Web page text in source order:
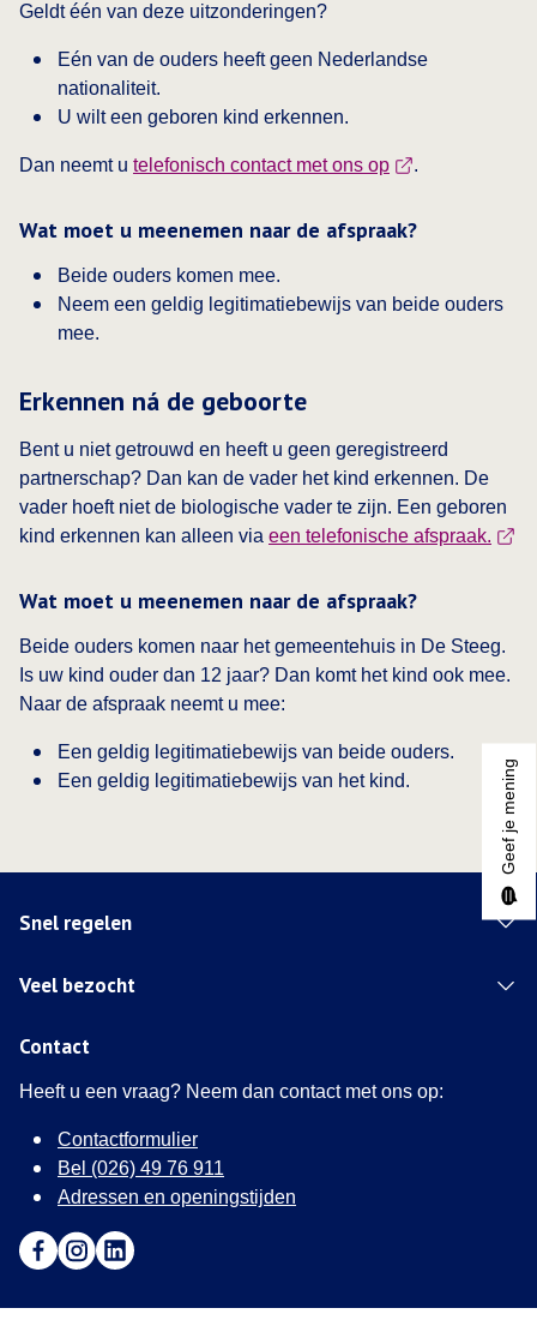
Geldt één van deze uitzonderingen?
Eén van de ouders heeft geen Nederlandse
nationaliteit.
U wilt een geboren kind erkennen.
Dan neemt u telefonisch contact met ons op .
Wat moet u meenemen naar de afspraak?
Beide ouders komen mee.
Neem een geldig legitimatiebewijs van beide ouders
mee.
Erkennen ná de geboorte
Bent u niet getrouwd en heeft u geen geregistreerd
partnerschap? Dan kan de vader het kind erkennen. De
vader hoeft niet de biologische vader te zijn. Een geboren
kind erkennen kan alleen via een telefonische afspraak.
Wat moet u meenemen naar de afspraak?
Beide ouders komen naar het gemeentehuis in De Steeg.
Is uw kind ouder dan 12 jaar? Dan komt het kind ook mee.
Naar de afspraak neemt u mee:
Een geldig legitimatiebewijs van beide ouders.
Een geldig legitimatiebewijs van het kind.
Snel regelen
Veel bezocht
Contact
Heeft u een vraag? Neem dan contact met ons op:
Contactformulier
Bel (026) 49 76 911
Adressen en openingstijden
Geef je mening